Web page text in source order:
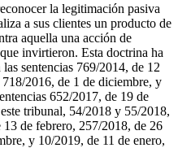
la legitimación pasiva
a sus clientes un producto de
aquella una acción de
invirtieron. Esta doctrina ha
sentencias 769/2014, de 12
2016, de 1 de diciembre, y
652/2017, de 19 de
tribunal, 54/2018 y 55/2018,
de febrero, 257/2018, de 26
y 10/2019, de 11 de enero,